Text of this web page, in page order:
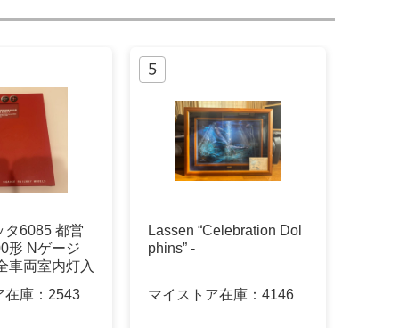
タ6085 都営
形 Nゲージ
車両室内灯入
庫： 2543
Lassen “Celebration Dol
phins” -
マイストア在庫： 4146